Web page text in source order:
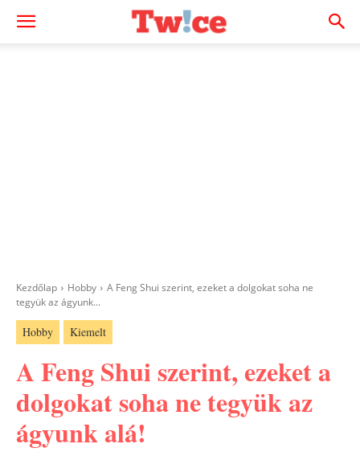
Kezdőlap Hobby
A Feng Shui szerint, ezeket a dolgokat soha ne
tegyük az ágyunk...
Hobby Kiemelt
A Feng Shui szerint, ezeket a
dolgokat soha ne tegyük az
ágyunk alá!